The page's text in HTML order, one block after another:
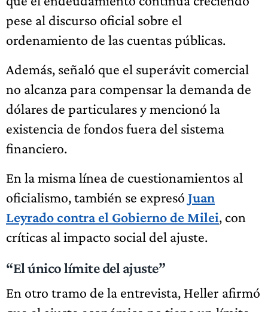
pese al discurso oficial sobre el
ordenamiento de las cuentas públicas.
Además, señaló que el superávit comercial
no alcanza para compensar la demanda de
dólares de particulares y mencionó la
existencia de fondos fuera del sistema
financiero.
En la misma línea de cuestionamientos al
oficialismo, también se expresó Juan
Leyrado contra el Gobierno de Milei, con
críticas al impacto social del ajuste.
“El único límite del ajuste”
En otro tramo de la entrevista, Heller afirmó